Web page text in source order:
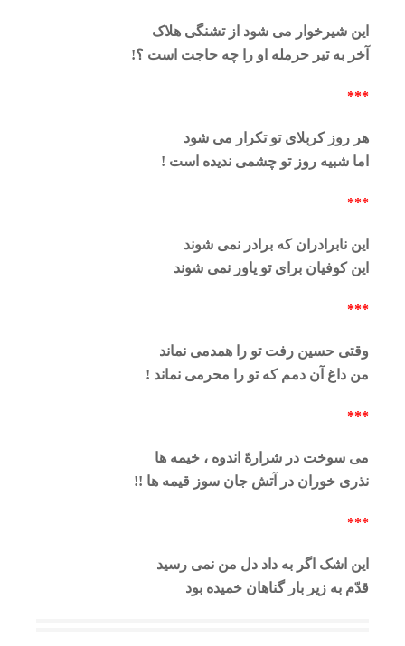
این شیرخوار می شود از تشنگی هلاک
آخر به تیر حرمله او را چه حاجت است ؟!
***
هر روز کربلای تو تکرار می شود
اما شبیه روز تو چشمی ندیده است !
***
این نابرادران که برادر نمی شوند
این کوفیان برای تو یاور نمی شوند
***
وقتی حسین رفت تو را همدمی نماند
من داغ آن دمم که تو را محرمی نماند !
***
می سوخت در شرارهّ اندوه ، خیمه ها
نذری خوران در آتش جان سوز قیمه ها !!
***
این اشک اگر به داد دل من نمی رسید
قدّم به زیر بار گناهان خمیده بود